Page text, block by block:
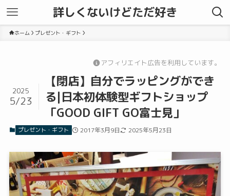
詳しくないけどただ好き
ホーム プレゼント・ギフト
アフィリエイト広告を利用しています。
【閉店】自分でラッピングができ
る|日本初体験型ギフトショップ
「GOOD GIFT GO富士見」
2025
5/23
プレゼント・ギフト 2017年3月9日 2025年5月23日